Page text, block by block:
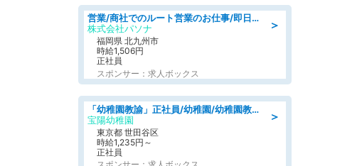
＞
営業/商社でのルート営業のお仕事/即日勤務可/車通勤可/営業
株式会社パソナ
福岡県 北九州市
時給1,506円
正社員
スポンサー：求人ボックス
＞
「幼稚園教諭」正社員/幼稚園/幼稚園教諭2種免許,幼稚園教諭1種免許
宝陽幼稚園
東京都 世田谷区
時給1,235円～
正社員